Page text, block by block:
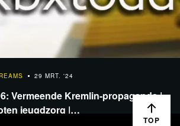
29 MRT. '24
Vermeende Kremlin-propaganda |
jeugdzorg |…
TOP